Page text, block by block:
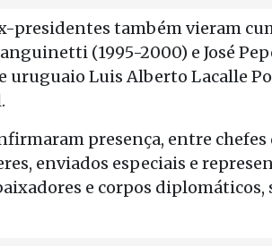
presidentes também vieram
(1995-2000) e José
uruguaio Luis Alberto Lacalle
presença, entre chefes
enviados especiais e
e corpos diplomáticos,